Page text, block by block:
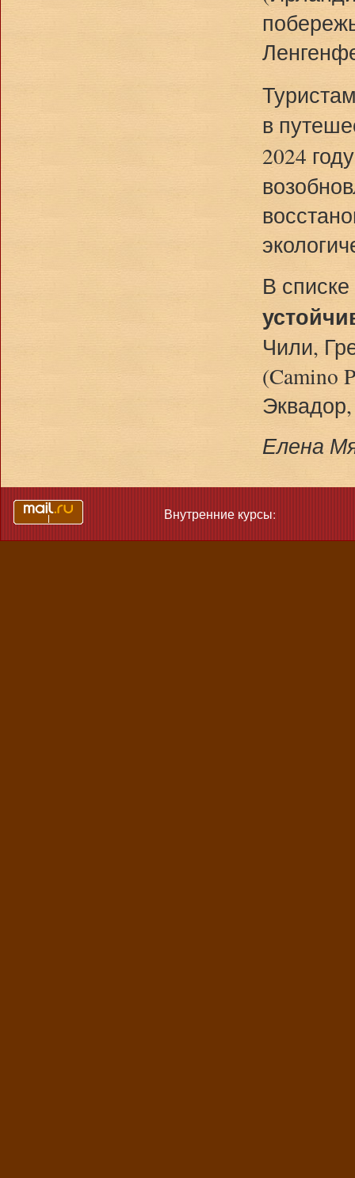
в
2024
В
Чили,
(Camino
Елена
Внутренние курсы: